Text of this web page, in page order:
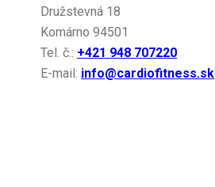
Družstevná 18
Komárno 94501
Tel. č.: +421 948 707220
E-mail: info@cardiofitness.sk